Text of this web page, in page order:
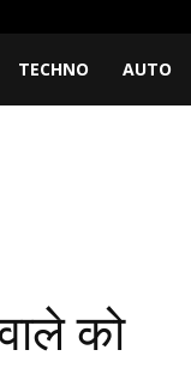
TECHNO AUTO
को